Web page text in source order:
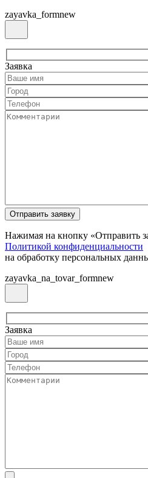
zayavka_formnew
Заявка
Нажимая на кнопку «Отправить
Политикой конфиденциальности
на обработку персональных
zayavka_na_tovar_formnew
Заявка